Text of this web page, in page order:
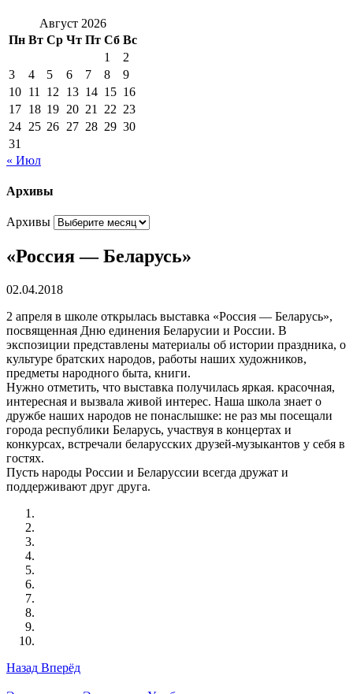
Август 2026
Пн Вт Ср Чт Пт Сб Вс
1
2
3
4 5 6 7 8
9
10 11 12 13 14 15 16
17 18 19 20 21 22 23
24 25 26 27 28 29 30
31
« Июл
Архивы
Архивы
«Россия — Беларусь»
02.04.2018
2 апреля в школе открылась выставка «Россия — Беларусь»,
посвященная Дню единения Беларусии и России. В
экспозиции представлены материалы об истории праздника, о
культуре братских народов, работы наших художников,
предметы народного быта, книги.
Нужно отметить, что выставка получилась яркая. красочная,
интересная и вызвала живой интерес. Наша школа знает о
дружбе наших народов не понаслышке: не раз мы посещали
города республики Беларусь, участвуя в концертах и
конкурсах, встречали беларусских друзей-музыкантов у себя в
гостях.
Пусть народы России и Беларуссии всегда дружат и
поддерживают друг друга.
Назад Вперёд